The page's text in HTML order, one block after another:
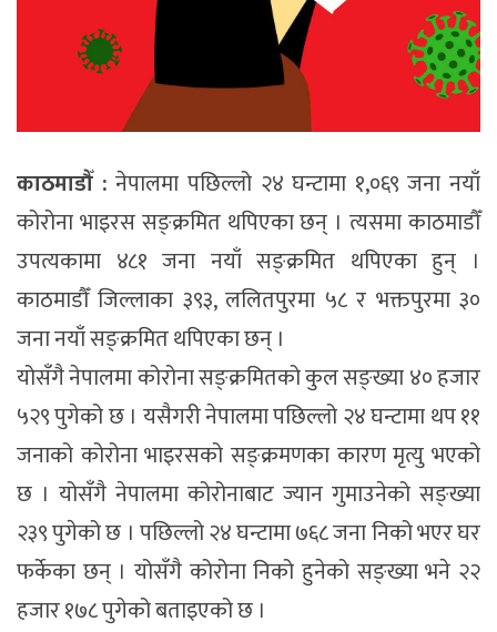
काठमाडौँ : नेपालमा पछिल्लो २४ घन्टामा १,०६९ जना नयाँ
कोरोना भाइरस सङ्क्रमित थपिएका छन् । त्यसमा काठमाडौँ
उपत्यकामा ४८१ जना नयाँ सङ्क्रमित थपिएका हुन् ।
काठमाडौँ जिल्लाका ३९३, ललितपुरमा ५८ र भक्तपुरमा ३०
जना नयाँ सङ्क्रमित थपिएका छन् ।
योसँगै नेपालमा कोरोना सङ्क्रमितको कुल सङ्ख्या ४० हजार
५२९ पुगेको छ । यसैगरी नेपालमा पछिल्लो २४ घन्टामा थप ११
जनाको कोरोना भाइरसको सङ्क्रमणका कारण मृत्यु भएको
छ । योसँगै नेपालमा कोरोनाबाट ज्यान गुमाउनेको सङ्ख्या
२३९ पुगेको छ । पछिल्लो २४ घन्टामा ७६८ जना निको भएर घर
फर्केका छन् । योसँगै कोरोना निको हुनेको सङ्ख्या भने २२
हजार १७८ पुगेको बताइएको छ ।